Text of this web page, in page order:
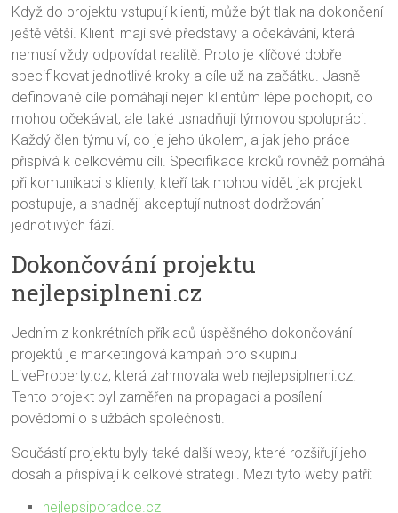
Když do projektu vstupují klienti, může být tlak na dokončení
ještě větší. Klienti mají své představy a očekávání, která
nemusí vždy odpovídat realitě. Proto je klíčové dobře
specifikovat jednotlivé kroky a cíle už na začátku. Jasně
definované cíle pomáhají nejen klientům lépe pochopit, co
mohou očekávat, ale také usnadňují týmovou spolupráci.
Každý člen týmu ví, co je jeho úkolem, a jak jeho práce
přispívá k celkovému cíli. Specifikace kroků rovněž pomáhá
při komunikaci s klienty, kteří tak mohou vidět, jak projekt
postupuje, a snadněji akceptují nutnost dodržování
jednotlivých fází.
Dokončování projektu
nejlepsiplneni.cz
Jedním z konkrétních příkladů úspěšného dokončování
projektů je marketingová kampaň pro skupinu
LiveProperty.cz, která zahrnovala web nejlepsiplneni.cz.
Tento projekt byl zaměřen na propagaci a posílení
povědomí o službách společnosti.
Součástí projektu byly také další weby, které rozšiřují jeho
dosah a přispívají k celkové strategii. Mezi tyto weby patří:
nejlepsiporadce.cz